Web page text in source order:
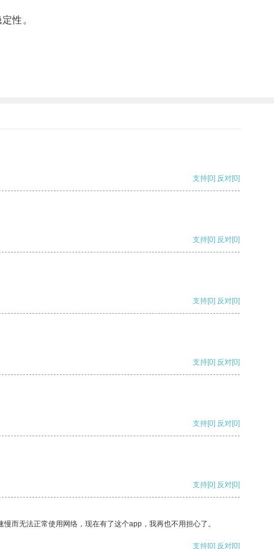
性。
支持[0] 反对[0]
支持[0] 反对[0]
支持[0] 反对[0]
支持[0] 反对[0]
支持[0] 反对[0]
支持[0] 反对[0]
而无法正常使用网络，现在有了这个app，我再也不用担心了。
支持[0] 反对[0]